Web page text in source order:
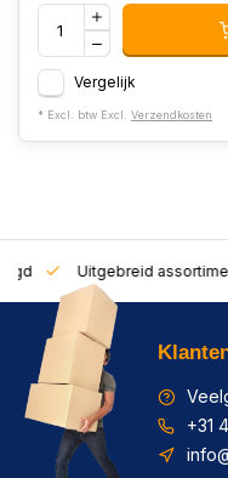
Vergelijk
* Excl. btw Excl. Verzendkosten
Uitgebreid
+31